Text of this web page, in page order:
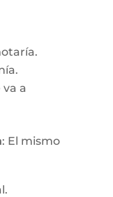
a
: El mismo